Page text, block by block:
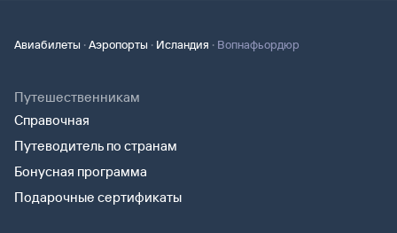
Авиабилеты ·Аэропорты · Исландия · Вопнафьордюр
Путешественникам
Справочная
Путеводитель по странам
Бонусная программа
Подарочные сертификаты